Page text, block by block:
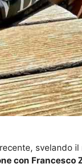
svelando
con Francesco